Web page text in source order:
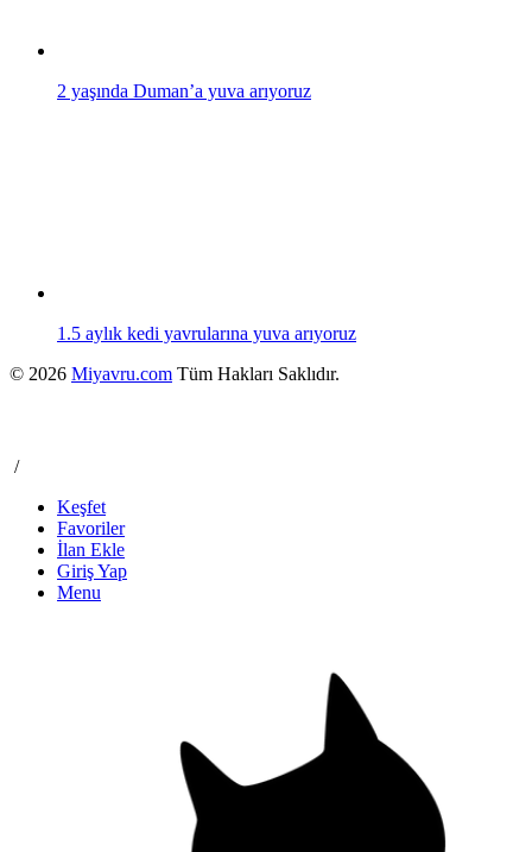
2 yaşında Duman’a yuva arıyoruz
1.5 aylık kedi yavrularına yuva arıyoruz
© 2026 Miyavru.com Tüm Hakları Saklıdır.
/
Keşfet
Favoriler
İlan Ekle
Giriş Yap
Menu